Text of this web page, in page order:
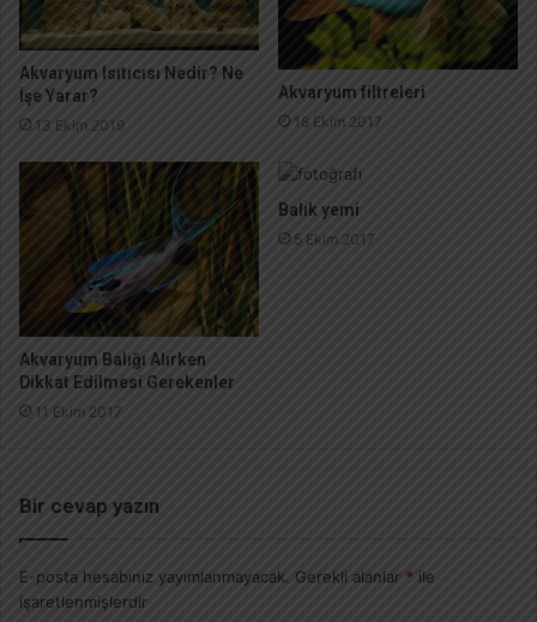
Akvaryum Isıtıcısı Nedir? Ne
İşe Yarar?
13 Ekim 2019
Akvaryum filtreleri
18 Ekim 2017
Akvaryum Balığı Alırken
Dikkat Edilmesi Gerekenler
11 Ekim 2017
Balık yemi
5 Ekim 2017
Bir cevap yazın
E-posta hesabınız yayımlanmayacak. Gerekli alanlar * ile
işaretlenmişlerdir